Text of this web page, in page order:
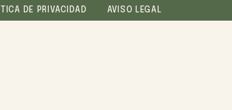
DE PRIVACIDAD AVISO LEGAL